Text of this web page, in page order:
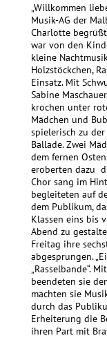
„Willkommen
Musik-AG der
Charlotte
war von den
kleine
Holzstöckchen,
Einsatz. Mit
Sabine
krochen unter
Mädchen und
spielerisch zu
Ballade. Zwei
dem fernen
eroberten dazu
Chor sang im
begleiteten auf
dem Publikum,
Klassen eins bis
Abend zu
Freitag ihre
abgesprungen.
„Rasselbande“.
beendeten sie
machten sie
durch das
Erheiterung die
ihren Part mit